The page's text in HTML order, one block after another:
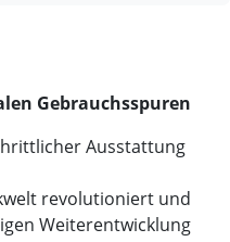
Gebrauchsspuren
Ausstattung
revolutioniert und
Weiterentwicklung